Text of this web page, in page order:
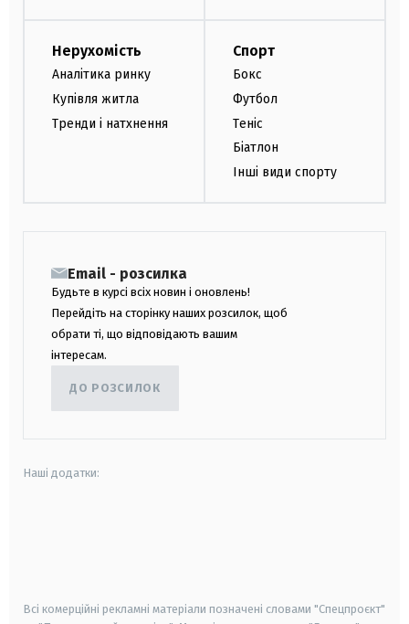
Нерухомість
Аналітика ринку
Купівля житла
Тренди і натхнення
Спорт
Бокс
Футбол
Теніс
Біатлон
Інші види спорту
Email - розсилка
Будьте в курсі всіх новин і оновлень!
Перейдіть на сторінку наших розсилок, щоб
обрати ті, що відповідають вашим
інтересам.
ДО РОЗСИЛОК
Наші додатки:
Всі комерційні рекламні матеріали позначені словами "Спецпроєкт"